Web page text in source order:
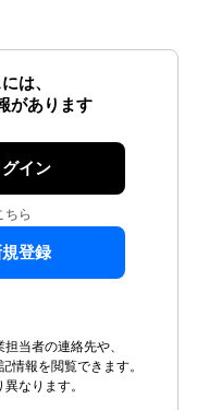
は、
があります
イン
ちら
登録
当者の連絡先や、
情報を閲覧できます。
なります。